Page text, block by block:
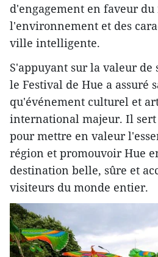
d'engagement en faveur du
l'environnement et des
ville intelligente.
S'appuyant sur la valeur de
le Festival de Hue a assuré
qu'événement culturel et
international majeur. Il
pour mettre en valeur
région et promouvoir Hue
destination belle, sûre et
visiteurs du monde entier.